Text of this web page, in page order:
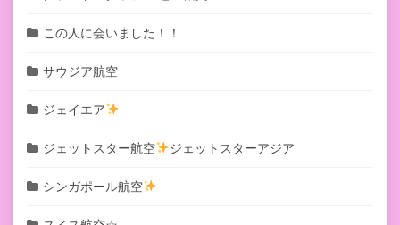
この人に会いました！！
サウジア航空
ジェイエア
ジェットスター航空 ジェットスターアジア
シンガポール航空